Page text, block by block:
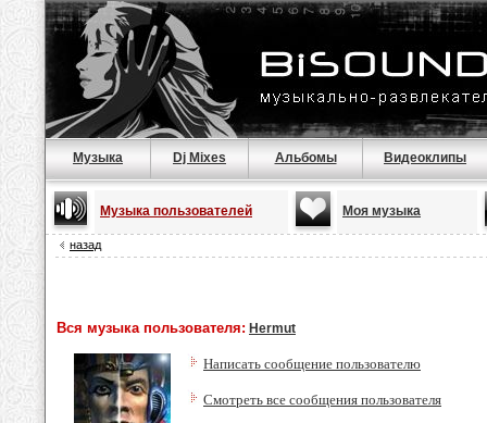
Музыка Dj Mixes Альбомы Видеоклипы
Музыка пользователей Моя музыка
назад
Вся музыка пользователя: Hermut
Написать сообщение пользователю
Смотреть все сообщения пользователя